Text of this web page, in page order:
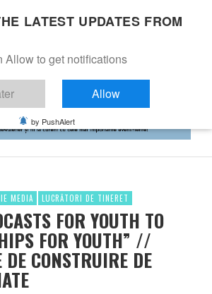
MEDIA LUCRĂTORI DE TINERET
FOR YOUTH TO
FOR YOUTH” //
CONSTRUIRE DE
LATEST UPDATES FROM
Allow to get notifications
Allow
by PushAlert